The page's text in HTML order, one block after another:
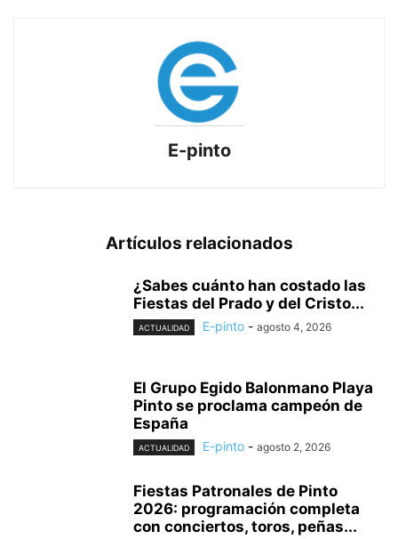
E-pinto
Artículos relacionados
¿Sabes cuánto han costado las
Fiestas del Prado y del Cristo...
ACTUALIDAD E-pinto - agosto 4, 2026
El Grupo Egido Balonmano Playa
Pinto se proclama campeón de
España
ACTUALIDAD E-pinto - agosto 2, 2026
Fiestas Patronales de Pinto
2026: programación completa
con conciertos, toros, peñas...